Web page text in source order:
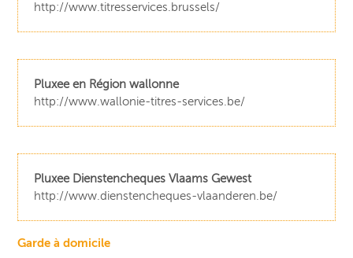
http://www.titresservices.brussels/
Pluxee en Région wallonne
http://www.wallonie-titres-services.be/
Pluxee Dienstencheques Vlaams Gewest
http://www.dienstencheques-vlaanderen.be/
Garde à domicile